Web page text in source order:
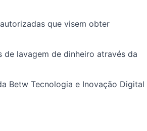
que visem obter
lavagem de dinheiro através da
Betw Tecnologia e Inovação Digital